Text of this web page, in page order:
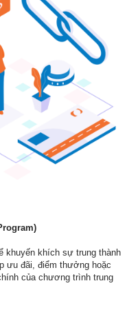
khuyến khích sự trung thành
ưu đãi, điểm thưởng hoặc
của chương trình trung